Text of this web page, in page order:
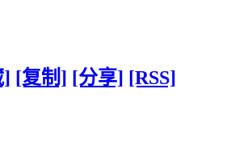
] [复制] [分享] [RSS]